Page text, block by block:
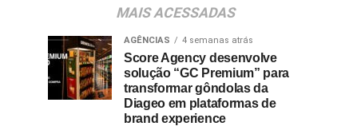
MAIS ACESSADAS
AGÊNCIAS 4 semanas atrás
Score Agency desenvolve
solução “GC Premium” para
transformar gôndolas da
Diageo em plataformas de
brand experience